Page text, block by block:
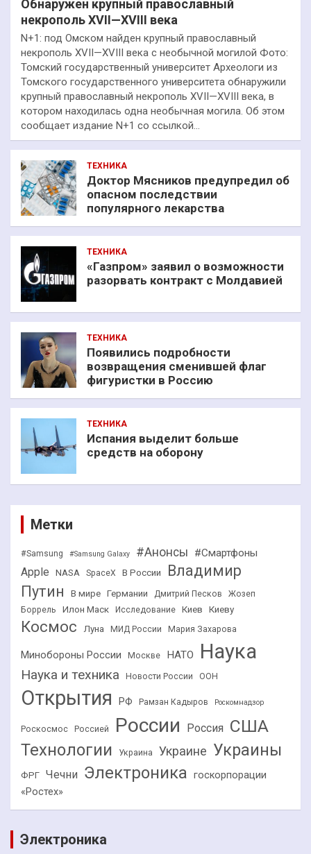
Обнаружен крупный православный
некрополь XVII—XVIII века
N+1: под Омском найден крупный православный
некрополь XVII—XVIII века с необычной могилой Фото:
Томский государственный университет Археологи из
Томского государственного университета обнаружили
крупный православный некрополь XVII—XVIII века, в
котором находилась одна необычная могила. Об этом
сообщает издание N+1 со ссылкой…
ТЕХНИКА
Доктор Мясников предупредил об
опасном последствии
популярного лекарства
ТЕХНИКА
«Газпром» заявил о возможности
разорвать контракт с Молдавией
ТЕХНИКА
Появились подробности
возвращения сменившей флаг
фигуристки в Россию
ТЕХНИКА
Испания выделит больше
средств на оборону
Метки
#Samsung #Samsung Galaxy #Анонсы #Смартфоны
Apple NASA SpaceX В России
Владимир
Путин
В мире Германии Дмитрий Песков
Жозеп
Боррель
Илон Маск Исследование Киев Киеву
Космос Луна МИД России Мария Захарова
Минобороны России Москве НАТО Наука
Наука и техника Новости России ООН
Открытия РФ Рамзан Кадыров Роскомнадзор
Роскосмос Россией России Россия США
Технологии Украина Украине Украины
ФРГ Чечни Электроника госкорпорации
«Ростех»
Электроника